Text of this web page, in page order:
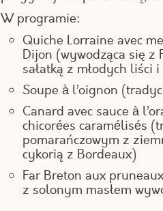
W programie:
Quiche Lorraine avec
Dijon (wywodząca się
sałatką z młodych liści i
Soupe à l’oignon
Canard avec sauce à
chicorées caramélisés
pomarańczowym z
cykorią z Bordeaux)
Far Breton aux
z solonym masłem